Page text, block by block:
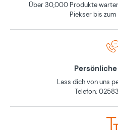
Über 30,000 Produkte
Piekser bis
Lass dich von uns
Telefon: